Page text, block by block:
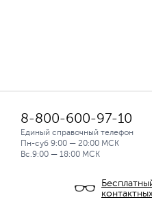
8-800-600-97-10
Единый справочный телефон
Пн-суб 9:00 — 20:00 МСК
Вс.9:00 — 18:00 МСК